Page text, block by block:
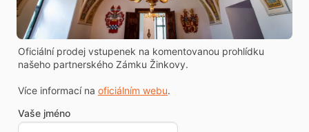
Oficiální prodej vstupenek na komentovanou prohlídku
našeho partnerského Zámku Žinkovy.
Více informací na oficiálním webu.
Vaše jméno